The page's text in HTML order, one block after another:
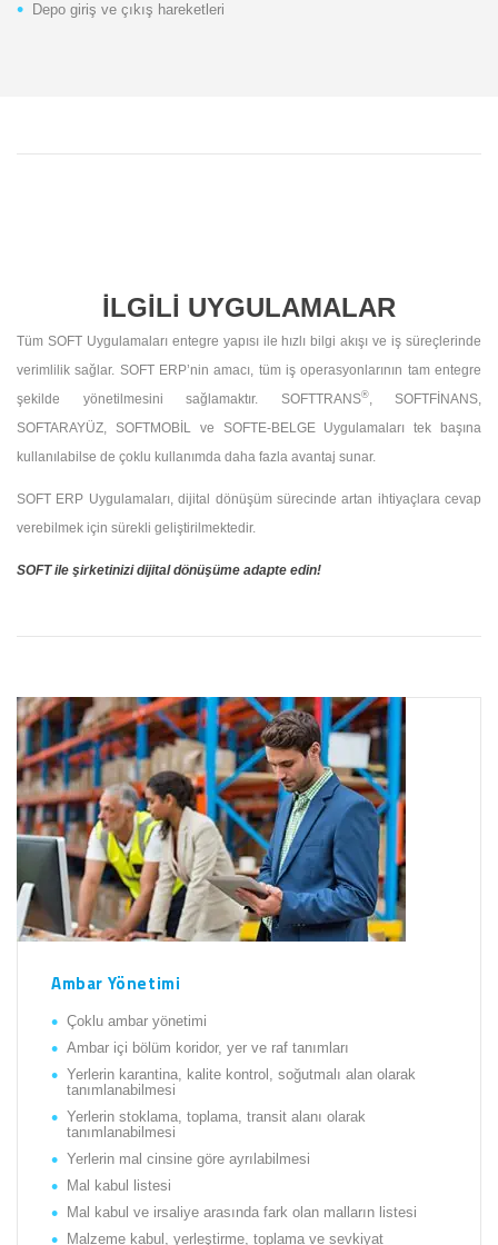
Depo giriş ve çıkış hareketleri
İLGİLİ UYGULAMALAR
Tüm SOFT Uygulamaları entegre yapısı ile hızlı bilgi akışı ve iş süreçlerinde
verimlilik sağlar. SOFT ERP’nin amacı, tüm iş operasyonlarının tam entegre
şekilde yönetilmesini sağlamaktır. SOFTTRANS®, SOFTFİNANS,
SOFTARAYÜZ, SOFTMOBİL ve SOFTE-BELGE Uygulamaları tek başına
kullanılabilse de çoklu kullanımda daha fazla avantaj sunar.
SOFT ERP Uygulamaları, dijital dönüşüm sürecinde artan ihtiyaçlara cevap
verebilmek için sürekli geliştirilmektedir.
SOFT ile şirketinizi dijital dönüşüme adapte edin!
Ambar Yönetimi
Çoklu ambar yönetimi
Ambar içi bölüm koridor, yer ve raf tanımları
Yerlerin karantina, kalite kontrol, soğutmalı alan olarak
tanımlanabilmesi
Yerlerin stoklama, toplama, transit alanı olarak
tanımlanabilmesi
Yerlerin mal cinsine göre ayrılabilmesi
Mal kabul listesi
Mal kabul ve irsaliye arasında fark olan malların listesi
Malzeme kabul, yerleştirme, toplama ve sevkiyat